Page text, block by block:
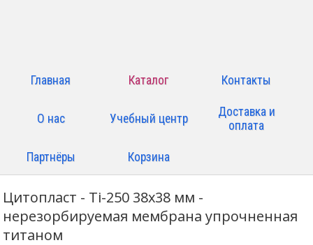
Главная Каталог Контакты
О нас Учебный центр
Доставка и
оплата
Партнёры Корзина
Цитопласт - Ti-250 38x38 мм -
нерезорбируемая мембрана упрочненная
титаном